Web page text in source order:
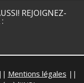
REJOIGNEZ-
|| Mentions légales ||